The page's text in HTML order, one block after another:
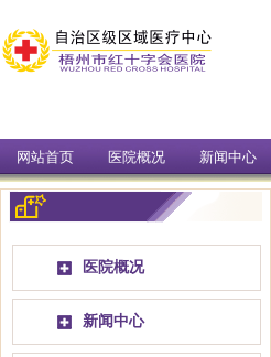
网站首页 医院概况 新闻中心
医院概况
新闻中心